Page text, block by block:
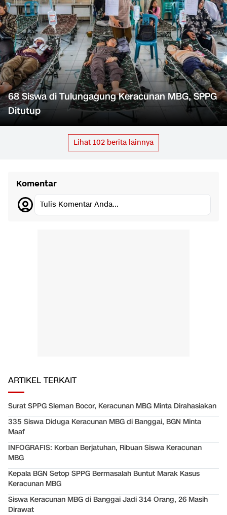
68 Siswa di Tulungagung Keracunan MBG, SPPG
Ditutup
Lihat 102 berita lainnya
Komentar
Tulis Komentar Anda...
ARTIKEL TERKAIT
Surat SPPG Sleman Bocor, Keracunan MBG Minta Dirahasiakan
335 Siswa Diduga Keracunan MBG di Banggai, BGN Minta
Maaf
INFOGRAFIS: Korban Berjatuhan, Ribuan Siswa Keracunan
MBG
Kepala BGN Setop SPPG Bermasalah Buntut Marak Kasus
Keracunan MBG
Siswa Keracunan MBG di Banggai Jadi 314 Orang, 26 Masih
Dirawat